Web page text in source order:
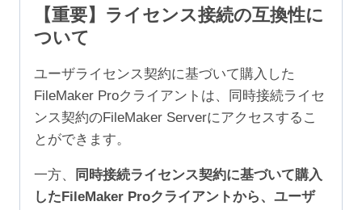
【重要】ライセンス接続の互換性に
ついて
ユーザライセンス契約に基づいて購入した
FileMaker Proクライアントは、同時接続ライセ
ンス契約のFileMaker Serverにアクセスするこ
とができます。
一方、
同時接続ライセンス契約に基づいて購入
したFileMaker Proクライアントから、ユーザ